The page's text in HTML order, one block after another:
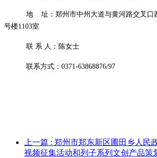
地 址：郑州市中州大道与黄河路交叉口
号楼1103室
联 系 人： 陈女士
联系方式： 0371-63868876/97
上一篇 : 郑州市郑东新区圃田乡人民
视频征集活动和列子系列文创产品策